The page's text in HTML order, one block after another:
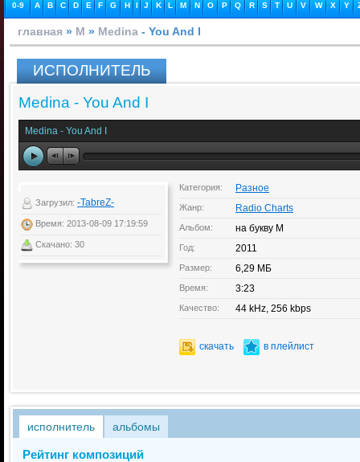
0-9 A B C D E F G H I J K L M N O P Q R S T U V W X Y
главная » M » Medina - You And I
ИСПОЛНИТЕЛЬ
Medina - You And I
Medina - You And I
Загрузил: -TabreZ-
Время: 2013-08-09 17:19:59
Скачано: 30
Категория: Разное
Жанр: Radio Charts
Альбом: на букву M
Год: 2011
Размер: 6,29 МБ
Время: 3:23
Качество: 44 kHz, 256 kbps
скачать в плейлист
исполнитель альбомы
Рейтинг композиций